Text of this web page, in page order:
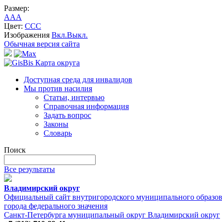
Размер:
AAA
Цвет: CCC
Изображения Вкл.Выкл.
Обычная версия сайта
Карта округа
Доступная среда для инвалидов
Мы против насилия
Статьи, интервью
Справочная информация
Задать вопрос
Законы
Словарь
Поиск
Все результаты
Владимирский округ
Официальный сайт внутригородского муниципального
города федерального значения
Санкт-Петербурга муниципальный округ Владимирский округ